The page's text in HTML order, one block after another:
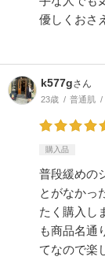
優しくおさ
k577gさん
23歳 普通肌
購入品
普段緩めの
とがなかっ
たく購入し
も商品名通
てなので楽